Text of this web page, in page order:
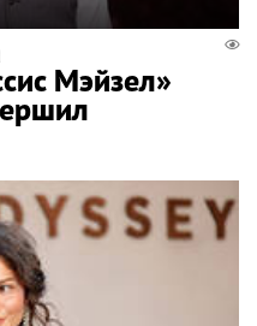
Мэйзел»